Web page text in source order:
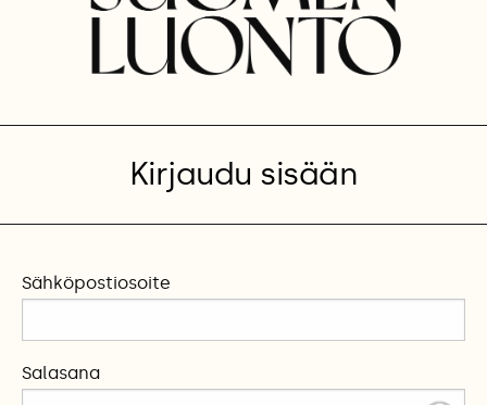
Kirjaudu sisään
Sähköpostiosoite
Salasana